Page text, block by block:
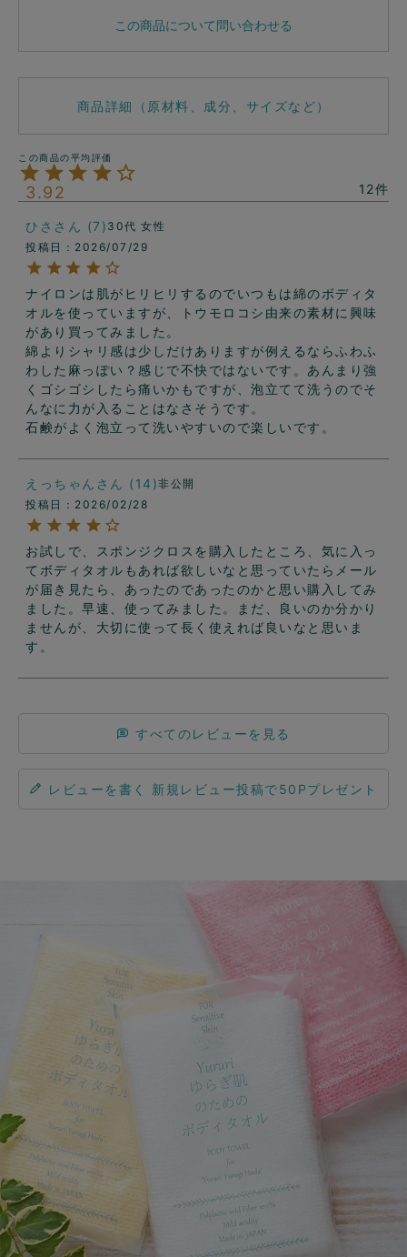
この商品について問い合わせる
商品詳細（原材料、成分、サイズなど）
3.92 12
ひさ 7 30代 女性
投稿日
2026/07/29
ナイロンは肌がヒリヒリするのでいつもは綿のボディタ
オルを使っていますが、トウモロコシ由来の素材に興味
があり買ってみました。
綿よりシャリ感は少しだけありますが例えるならふわふ
わした麻っぽい？感じで不快ではないです。あんまり強
くゴシゴシしたら痛いかもですが、泡立てて洗うのでそ
んなに力が入ることはなさそうです。
石鹸がよく泡立って洗いやすいので楽しいです。
えっちゃん 14 非公開
投稿日
2026/02/28
お試しで、スポンジクロスを購入したところ、気に入っ
てボディタオルもあれば欲しいなと思っていたらメール
が届き見たら、あったのであったのかと思い購入してみ
ました。早速、使ってみました。まだ、良いのか分かり
ませんが、大切に使って長く使えれば良いなと思いま
す。
すべてのレビューを見る
レビューを書く